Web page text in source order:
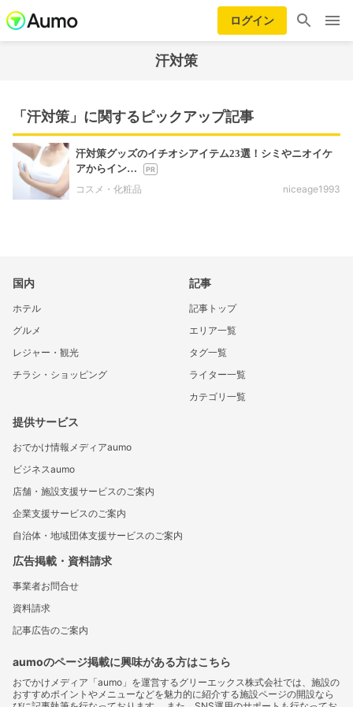
ログイン
汗対策
「汗対策」に関するピックアップ記事
汗対策グッズのイチオシアイテム23選！シミやニオイケ
アからイン…
コスメ・化粧品
niceage1993
国内
ホテル
グルメ
レジャー・観光
チラシ・ショッピング
記事
記事トップ
エリア一覧
タグ一覧
ライター一覧
カテゴリ一覧
提供サービス
おでかけ情報メディアaumo
ビジネスaumo
店舗・施設支援サービスのご案内
企業支援サービスのご案内
自治体・地域団体支援サービスのご案内
広告掲載・資料請求
事業者お問合せ
資料請求
記事広告のご案内
aumoのページ掲載に興味がある方はこちら
おでかけメディア「aumo」を運営するグリーエックス株式会社では、施設の
おすすめポイントやメニューなどを魅力的に紹介する施設ページの開設なら